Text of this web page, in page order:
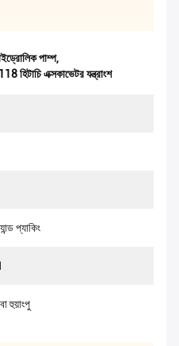
পাম্প,
হিটাচি এক্সকাভেটর যন্ত্রাংশ
প্যাকিং
হুয়াংপু